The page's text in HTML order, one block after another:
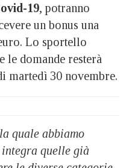
19, potranno
un bonus una
Lo sportello
le domande resterà
martedì 30 novembre.
quale abbiamo
quelle già